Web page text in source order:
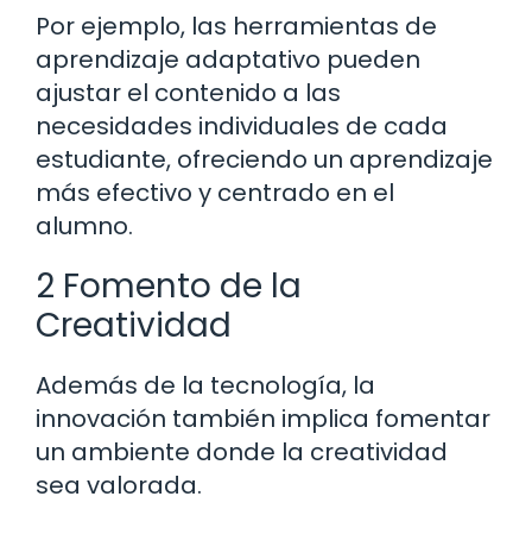
Por ejemplo, las herramientas de
aprendizaje adaptativo pueden
ajustar el contenido a las
necesidades individuales de cada
estudiante, ofreciendo un aprendizaje
más efectivo y centrado en el
alumno.
2 Fomento de la
Creatividad
Además de la tecnología, la
innovación también implica fomentar
un ambiente donde la creatividad
sea valorada.